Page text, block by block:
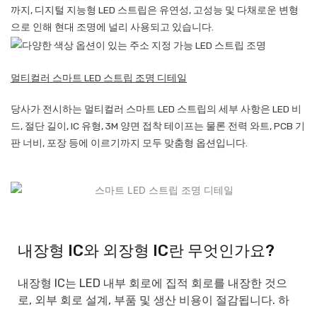
까지, 디지털 지능형 LED 스트립은 유연성, 고성능 및 다채로운 변형
으로 인해 현대 조명에 널리 사용되고 있습니다.
멀티컬러 스마트 LED 스트립 조명 디테일
당사가 전시하는 멀티컬러 스마트 LED 스트립의 세부 사항은 LED 비
드, 절단 길이, IC 유형, 3M 양면 접착 테이프는 물론 전력 와트, PCB 기
판 너비, 포장 등에 이르기까지 모두 맞춤형 옵션입니다.
내장형 IC와 외장형 IC란 무엇인가요?
내장형 IC는 LED 내부 회로에 집적 회로를 내장한 것으
로, 외부 회로 설계, 부품 및 생산 비용이 절감됩니다. 하